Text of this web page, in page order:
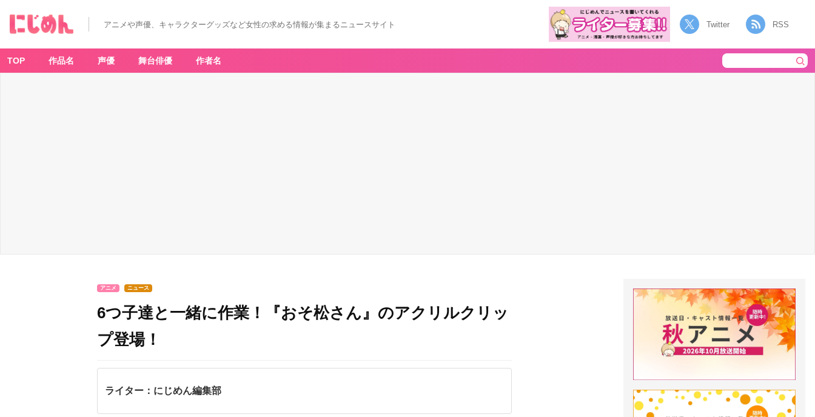
アニメや声優、キャラクターグッズなど女性の求める情報が集まるニュースサイト Twitter RSS
TOP 作品名 声優 舞台俳優 作者名
アニメ ニュース
6つ子達と一緒に作業！『おそ松さん』のアクリルクリッ
プ登場！
ライター：にじめん編集部